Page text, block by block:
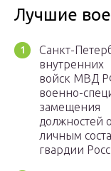
Лучшие
Санкт-
внутренних
войск МВД
военно-
замещения
должностей
личным
гвардии